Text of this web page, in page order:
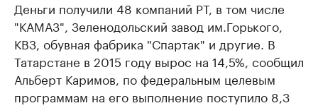
Деньги получили 48 компаний РТ, в том числе
"КАМАЗ", Зеленодольский завод им.Горького,
КВЗ, обувная фабрика "Спартак" и другие. В
Татарстане в 2015 году вырос на 14,5%, сообщил
Альберт Каримов, по федеральным целевым
программам на его выполнение поступило 8,3